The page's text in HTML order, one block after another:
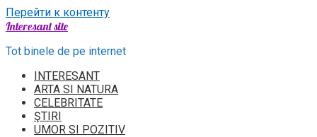
Перейти к контенту
Interesant site
Tot binele de pe internet
INTERESANT
ARTA SI NATURA
CELEBRITATE
ŞTIRI
UMOR SI POZITIV